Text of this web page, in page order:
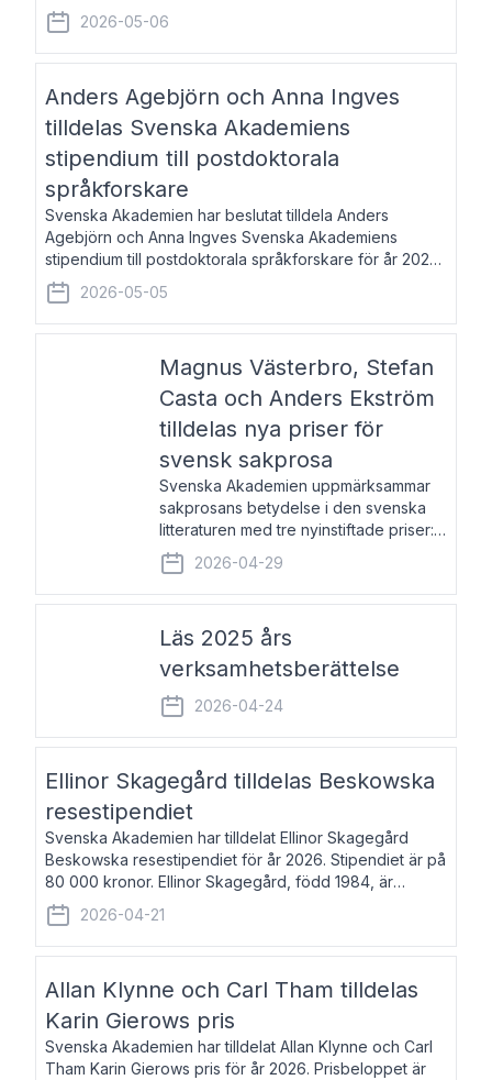
och kulturskribent. Han debuterade 2005 med den
lovordade romanen Sex liter l
2026-05-06
Anders Agebjörn och Anna Ingves
tilldelas Svenska Akademiens
stipendium till postdoktorala
språkforskare
Svenska Akademien har beslutat tilldela Anders
Agebjörn och Anna Ingves Svenska Akademiens
stipendium till postdoktorala språkforskare för år 2026.
Stipendiebeloppet är 75 000 kronor per mottagare.
Anders Agebjörn, född 1984, är universitet
2026-05-05
Magnus Västerbro, Stefan
Casta och Anders Ekström
tilldelas nya priser för
svensk sakprosa
Svenska Akademien uppmärksammar
sakprosans betydelse i den svenska
litteraturen med tre nyinstiftade priser:
Svenska Akademiens pris till
framstående författare av svensk
sakprosa som i år går till Magnus
2026-04-29
Läs 2025 års
verksamhetsberättelse
2026-04-24
Ellinor Skagegård tilldelas Beskowska
resestipendiet
Svenska Akademien har tilldelat Ellinor Skagegård
Beskowska resestipendiet för år 2026. Stipendiet är på
80 000 kronor. Ellinor Skagegård, född 1984, är
författare, journalist och musiker. Hon skriver
återkommande för Svenska Dagbladet, Ups
2026-04-21
Allan Klynne och Carl Tham tilldelas
Karin Gierows pris
Svenska Akademien har tilldelat Allan Klynne och Carl
Tham Karin Gierows pris för år 2026. Prisbeloppet är